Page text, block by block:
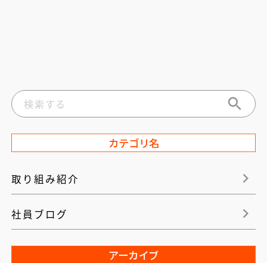
カテゴリ名
取り組み紹介
社員ブログ
アーカイブ